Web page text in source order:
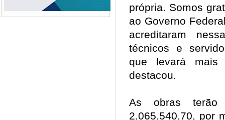
própria. Somos
ao Governo
acreditaram
técnicos e
que levará mais
destacou.
As obras terão
2.065.540,70, por